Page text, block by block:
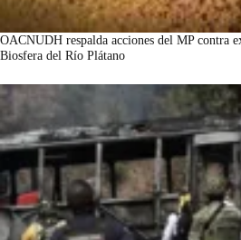
OACNUDH respalda acciones del MP contra
Biosfera del Río Plátano